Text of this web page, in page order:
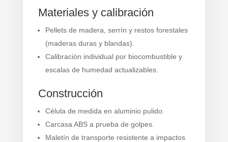
Materiales y calibración
Pellets de madera, serrín y restos forestales
(maderas duras y blandas).
Calibración individual por biocombustible y
escalas de humedad actualizables.
Construcción
Célula de medida en aluminio pulido.
Carcasa ABS a prueba de golpes.
Maletín de transporte resistente a impactos